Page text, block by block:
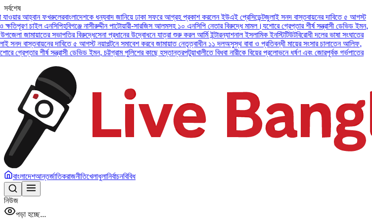
সর্বশেষ
আহ্বান ফখরুলেরবাংলাদেশকে ধন্যবাদ জানিয়ে ঢাকা সফরে আগ্রহ প্রকাশ করলেন ইউএই প্রেসিডেন্টজুলাই সনদ বাস্তবায়নের দাবিতে ৫ আগস্ট
চাইল এনসিপিহবিগঞ্জে নাসীরুদ্দীন পাটোয়ারী-সারজিস আলমসহ ১০ এনসিপি নেতার বিরুদ্ধে মামল।যশোরে গ্রেপ্তার শীর্ষ সন্ত্রাসী ডেভিড ইমন,
সভাপতির বিরুদ্ধেসেনা প্রধানের উদ্বোধনে যাত্রা শুরু করল আর্মি ইন্টারন্যাশনাল ইসলামিক ইনস্টিটিউটবিরোধী দলের ভাষা সংঘাতের
দাবিতে ৫ আগস্ট নয়াপল্টনে সমাবেশ করবে জামায়াত নেতৃত্বাধীন ১১ দলঅসুস্থ বাবা ও প্রতিবন্ধী মায়ের সংসার চালাতেন আলিফ,
শীর্ষ সন্ত্রাসী ডেভিড ইমন, চট্টগ্রাম পুলিশের কাছে হস্তান্তরপটুয়াখালীতে বিধবা নারীকে বিয়ের প্রলোভনে ধর্ষণ এবং জোরপূর্বক গর্ভপাতের
বাংলাদেশআন্তর্জাতিকরাজনীতিখেলাধুলানির্বাচনবিবিধ
নিউজ
পড়া হচ্ছে...